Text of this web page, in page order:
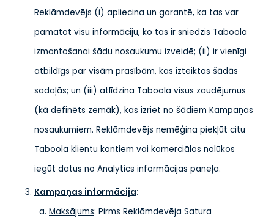
Reklāmdevējs (i) apliecina un garantē, ka tas var
pamatot visu informāciju, ko tas ir sniedzis Taboola
izmantošanai šādu nosaukumu izveidē; (ii) ir vienīgi
atbildīgs par visām prasībām, kas izteiktas šādās
sadaļās; un (iii) atlīdzina Taboola visus zaudējumus
(kā definēts zemāk), kas izriet no šādiem Kampaņas
nosaukumiem. Reklāmdevējs nemēģina piekļūt citu
Taboola klientu kontiem vai komerciālos nolūkos
iegūt datus no Analytics informācijas paneļa.
Kampaņas informācija:
Maksājums: Pirms Reklāmdevēja Satura